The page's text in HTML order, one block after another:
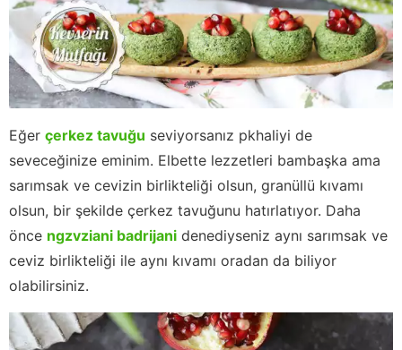
Eğer çerkez tavuğu seviyorsanız pkhaliyi de
seveceğinize eminim. Elbette lezzetleri bambaşka ama
sarımsak ve cevizin birlikteliği olsun, granüllü kıvamı
olsun, bir şekilde çerkez tavuğunu hatırlatıyor. Daha
önce ngzvziani badrijani denediyseniz aynı sarımsak ve
ceviz birlikteliği ile aynı kıvamı oradan da biliyor
olabilirsiniz.